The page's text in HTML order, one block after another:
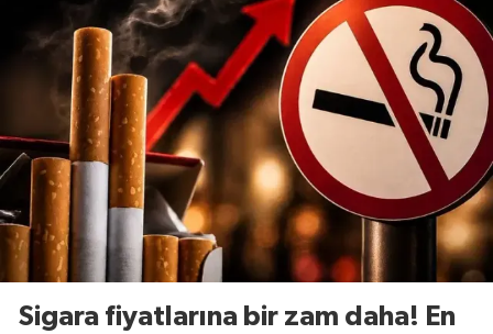
Sigara fiyatlarına bir zam daha! En